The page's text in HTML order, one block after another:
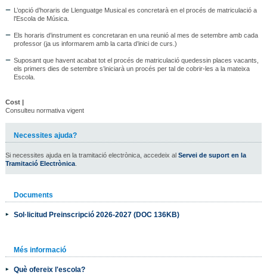
L’opció d’horaris de Llenguatge Musical es concretarà en el procés de matriculació a
l'Escola de Música.
Els horaris d’instrument es concretaran en una reunió al mes de setembre amb cada
professor (ja us informarem amb la carta d’inici de curs.)
Suposant que havent acabat tot el procés de matriculació quedessin places vacants,
els primers dies de setembre s’iniciarà un procés per tal de cobrir-les a la mateixa
Escola.
Cost |
Consulteu normativa vigent
Necessites ajuda?
Si necessites ajuda en la tramitació electrònica, accedeix al Servei de suport en la
Tramitació Electrònica.
Documents
Sol·licitud Preinscripció 2026-2027 (DOC 136KB)
Més informació
Què ofereix l'escola?